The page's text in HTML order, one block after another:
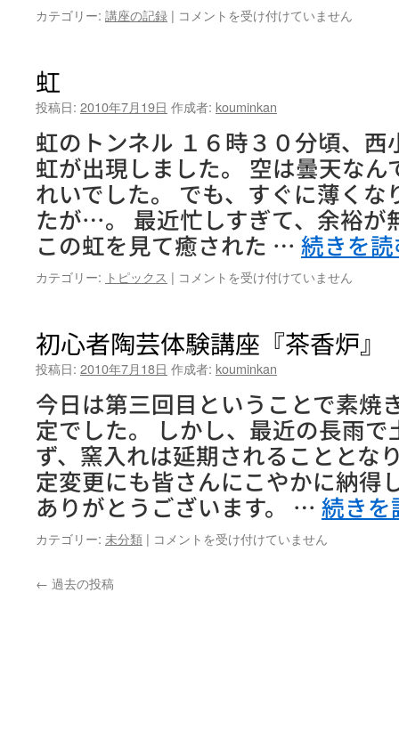
回
カテゴリー: 講座の記録 | 初
コ
講
座
『Word
基
礎
コ
ー
第
は
コメントを受け付けていません
虹
投稿日: 2010年7月19日 作成者: kouminkan
虹のトンネル １６時３０分頃、
虹が出現しました。 空は曇天なん
れいでした。 でも、すぐに薄くな
たが…。 最近忙しすぎて、余裕が
この虹を見て癒された … 続きを
カテゴリー: トピックス | 虹
コメントを受け付けていません
初心者陶芸体験講座『茶香炉
投稿日: 2010年7月18日 作成者: kouminkan
今日は第三回目ということで素焼
定でした。 しかし、最近の長雨
ず、窯入れは延期されることとな
定変更にも皆さんにこやかに納得
ありがとうございます。 … 続き
カテゴリー: 未分類 | 初
コメントを受け付けていません
← 過去の投稿